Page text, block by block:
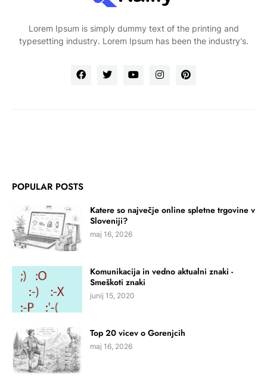
Lorem Ipsum is simply dummy text of the printing and
typesetting industry. Lorem Ipsum has been the industry's.
POPULAR POSTS
Katere so največje online spletne trgovine v
Sloveniji?
maj 16, 2026
Komunikacija in vedno aktualni znaki -
Smeškoti znaki
junij 15, 2020
Top 20 vicev o Gorenjcih
maj 16, 2026